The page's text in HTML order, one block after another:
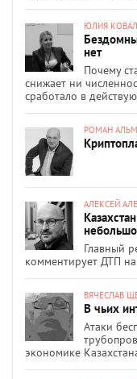
ЮЛИЯ
нет
Почему
снижает ни
сработало в
РОМАН
АЛЕКСЕЙ
Главный
комментирует ДТП
ВЯЧЕСЛАВ
В чьих
Атаки
экономике